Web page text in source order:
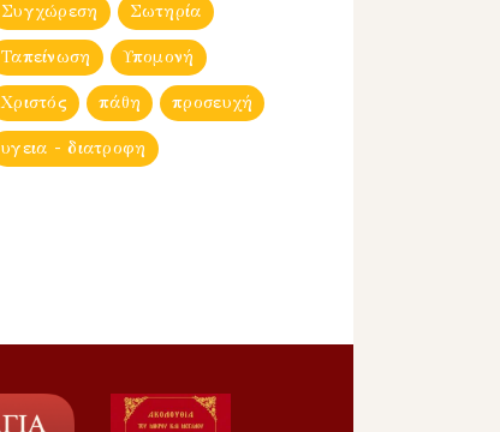
Συγχώρεση Σωτηρία
Ταπείνωση Υπομονή
Χριστός πάθη προσευχή
υγεια - διατροφη